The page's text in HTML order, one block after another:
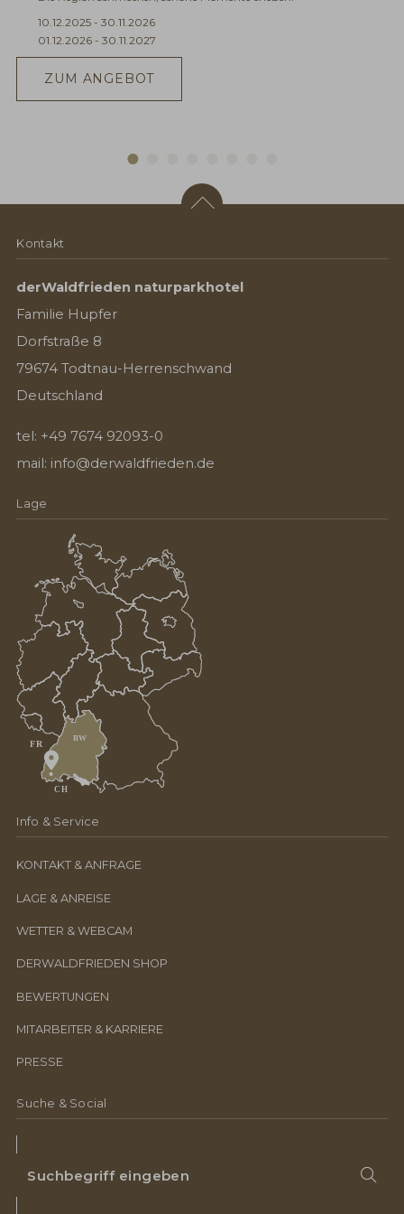
10.12.2025 - 30.11.2026
01.12.2026 - 30.11.2027
ZUM ANGEBOT
Kontakt
derWaldfrieden naturparkhotel
Familie Hupfer
Dorfstraße 8
79674 Todtnau-Herrenschwand
Deutschland
tel: +49 7674 92093-0
mail: info@derwaldfrieden.de
Lage
Info & Service
KONTAKT & ANFRAGE
LAGE & ANREISE
WETTER & WEBCAM
DERWALDFRIEDEN SHOP
BEWERTUNGEN
MITARBEITER & KARRIERE
PRESSE
Suche & Social